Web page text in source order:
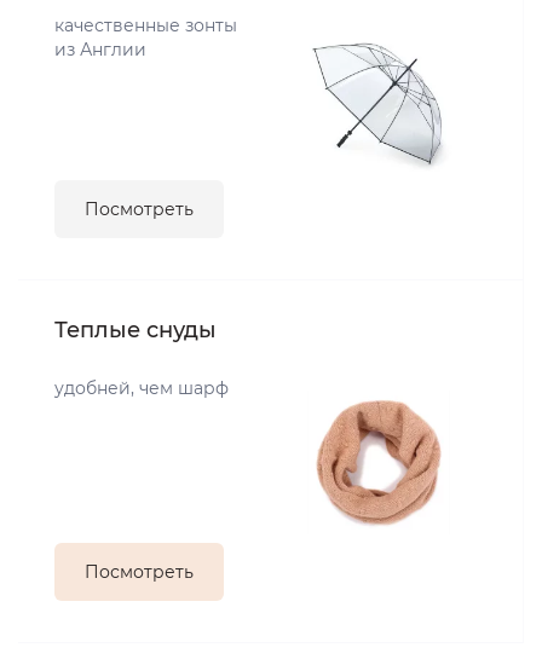
качественные зонты
из Англии
Посмотреть
Теплые снуды
удобней, чем шарф
Посмотреть